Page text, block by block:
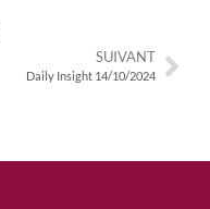
SUIVANT
Daily Insight 14/10/2024